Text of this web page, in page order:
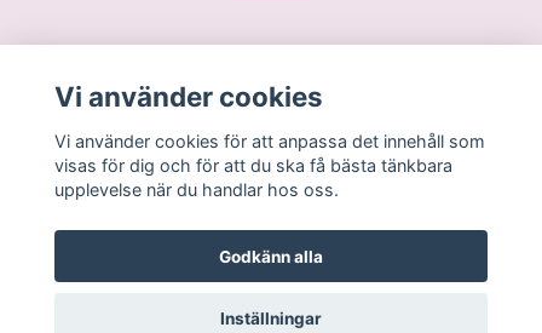
Kontakt
Köpvillkor
Vi använder cookies
Vi använder cookies för att anpassa det innehåll som
visas för dig och för att du ska få bästa tänkbara
upplevelse när du handlar hos oss.
Godkänn alla
Inställningar